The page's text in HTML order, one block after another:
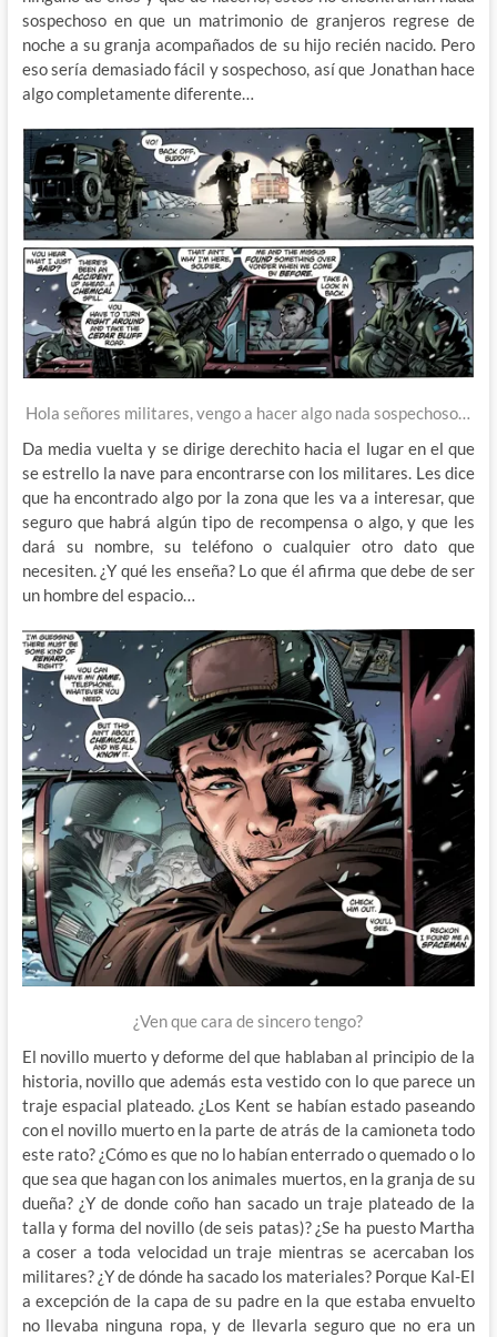
sospechoso en que un matrimonio de granjeros regrese de
noche a su granja acompañados de su hijo recién nacido. Pero
eso sería demasiado fácil y sospechoso, así que Jonathan hace
algo completamente diferente…
Hola señores militares, vengo a hacer algo nada sospechoso…
Da media vuelta y se dirige derechito hacia el lugar en el que
se estrello la nave para encontrarse con los militares. Les dice
que ha encontrado algo por la zona que les va a interesar, que
seguro que habrá algún tipo de recompensa o algo, y que les
dará su nombre, su teléfono o cualquier otro dato que
necesiten. ¿Y qué les enseña? Lo que él afirma que debe de ser
un hombre del espacio…
¿Ven que cara de sincero tengo?
El novillo muerto y deforme del que hablaban al principio de la
historia, novillo que además esta vestido con lo que parece un
traje espacial plateado. ¿Los Kent se habían estado paseando
con el novillo muerto en la parte de atrás de la camioneta todo
este rato? ¿Cómo es que no lo habían enterrado o quemado o lo
que sea que hagan con los animales muertos, en la granja de su
dueña? ¿Y de donde coño han sacado un traje plateado de la
talla y forma del novillo (de seis patas)? ¿Se ha puesto Martha
a coser a toda velocidad un traje mientras se acercaban los
militares? ¿Y de dónde ha sacado los materiales? Porque Kal-El
a excepción de la capa de su padre en la que estaba envuelto
no llevaba ninguna ropa, y de llevarla seguro que no era un